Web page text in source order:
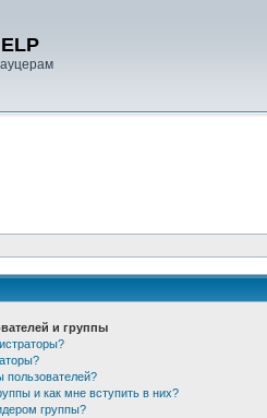
и группы
пользователей?
и как мне вступить в них?
группы?